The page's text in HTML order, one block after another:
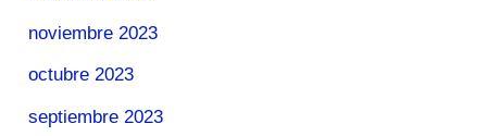
noviembre 2023
octubre 2023
septiembre 2023